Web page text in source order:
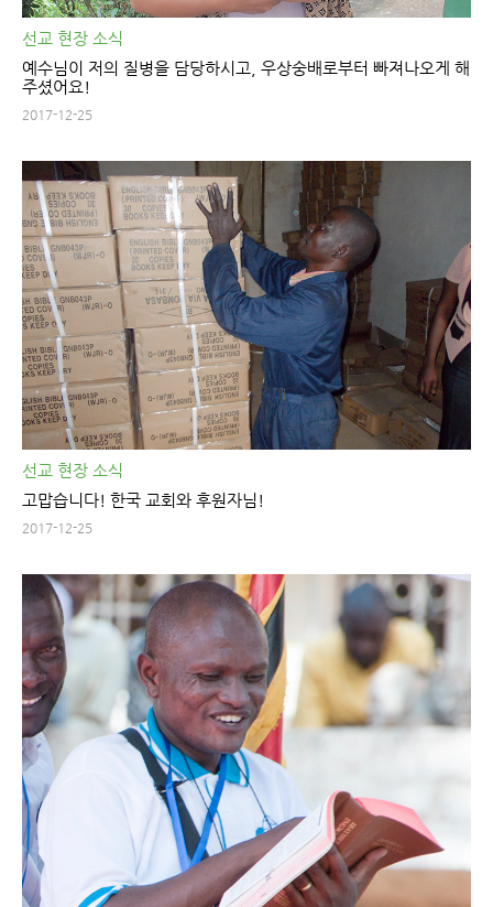
선교 현장 소식
예수님이 저의 질병을 담당하시고, 우상숭배로부터 빠져나오게 해
주셨어요!
2017-12-25
선교 현장 소식
고맙습니다! 한국 교회와 후원자님!
2017-12-25